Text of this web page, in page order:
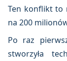
Ten konflikt to
na 200
Po raz
stworzyła